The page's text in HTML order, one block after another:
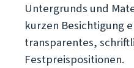
Untergrunds und
kurzen Besichtigung
transparentes,
Festpreispositionen.